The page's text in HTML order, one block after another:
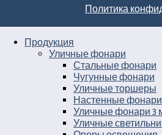
Политика
Продукция
Уличные фонари
Стальные фонари
Чугунные фонари
Уличные торшеры
Настенные фонари
Уличные фонари 3
Уличные